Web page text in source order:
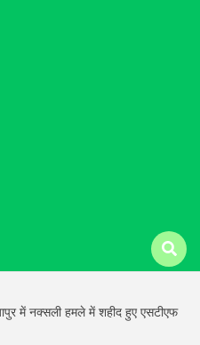
में नक्सली हमले में शहीद हुए एसटीएफ